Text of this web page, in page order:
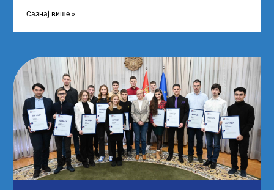
промоцију
Сазнај више »